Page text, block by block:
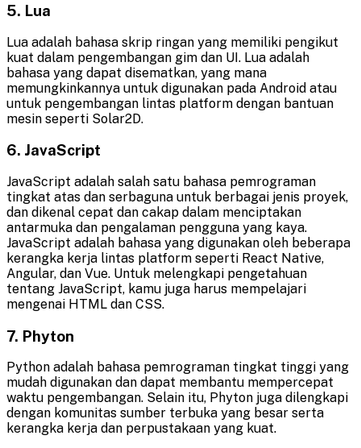
5. Lua
Lua adalah bahasa skrip ringan yang memiliki pengikut
kuat dalam pengembangan gim dan UI. Lua adalah
bahasa yang dapat disematkan, yang mana
memungkinkannya untuk digunakan pada Android atau
untuk pengembangan lintas platform dengan bantuan
mesin seperti Solar2D.
6. JavaScript
JavaScript adalah salah satu bahasa pemrograman
tingkat atas dan serbaguna untuk berbagai jenis proyek,
dan dikenal cepat dan cakap dalam menciptakan
antarmuka dan pengalaman pengguna yang kaya.
JavaScript adalah bahasa yang digunakan oleh beberapa
kerangka kerja lintas platform seperti React Native,
Angular, dan Vue. Untuk melengkapi pengetahuan
tentang JavaScript, kamu juga harus mempelajari
mengenai HTML dan CSS.
7. Phyton
Python adalah bahasa pemrograman tingkat tinggi yang
mudah digunakan dan dapat membantu mempercepat
waktu pengembangan. Selain itu, Phyton juga dilengkapi
dengan komunitas sumber terbuka yang besar serta
kerangka kerja dan perpustakaan yang kuat.